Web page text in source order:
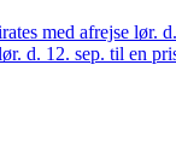
med afrejse lør.
d. 12. sep. til en